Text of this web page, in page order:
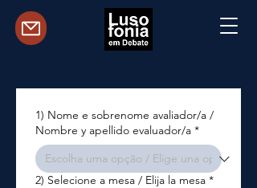
1) Nome e sobrenome avaliador/a /
Nombre y apellido evaluador/a *
2) Selecione a mesa / Elija la mesa *